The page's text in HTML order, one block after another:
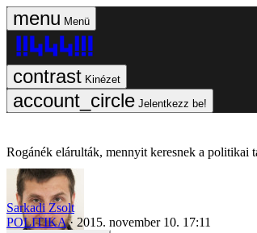
Menü
Kinézet
Jelentkezz be!
Rogánék elárulták, mennyit keresnek a politikai
Sarkadi Zsolt
POLITIKA
2015. november 10. 17:11